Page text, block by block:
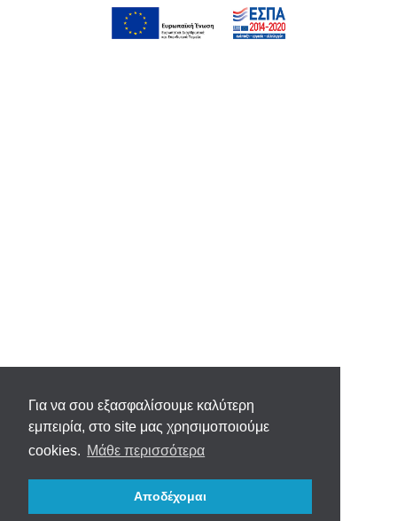
Για να σου εξασφαλίσουμε καλύτερη
εμπειρία, στο site μας χρησιμοποιούμε
cookies. Μάθε περισσότερα
Αποδέχομαι